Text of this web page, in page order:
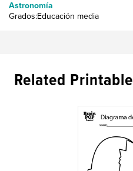
Astronomía
Grados:Educación media
Related Printable